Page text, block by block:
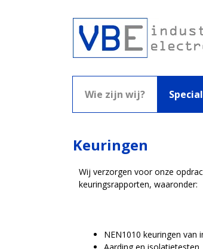
Wie zijn wij?
Keuringen
Wij verzorgen voor onze
keuringsrapporten, waaronder:
NEN1010 keuringen van